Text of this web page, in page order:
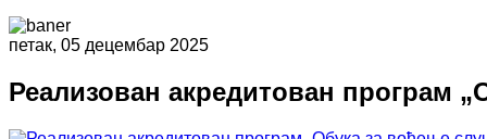
петак, 05 децембар 2025
Реализован акредитован програм